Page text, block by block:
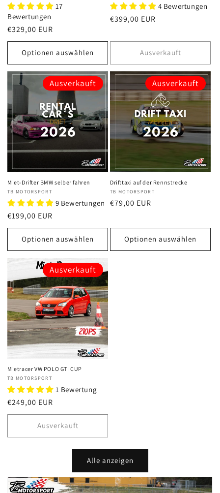
17
Bewertungen
Normaler
Preis
€329,00 EUR
Optionen auswählen
4 Bewertungen
Normaler
€399,00 EUR
Ausverkauft
Ausverkauft
Miet-Drifter BMW selber fahren
Anbieter:
TB MOTORSPORT
9 Bewertungen
Normaler
Preis
€199,00 EUR
Optionen auswählen
Ausverkauft
Drifttaxi auf der Rennstrecke
Anbieter:
TB MOTORSPORT
Normaler
€79,00 EUR
Optionen auswählen
Ausverkauft
Mietracer VW POLO GTI CUP
Anbieter:
TB MOTORSPORT
1 Bewertung
Normaler
Preis
€249,00 EUR
Ausverkauft
Alle anzeigen